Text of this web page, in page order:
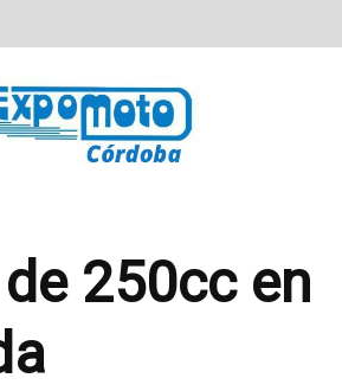
250cc en